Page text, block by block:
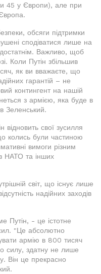
45 у Європи), але при
обсяги підтримки
сподіватися лише на
Важливо, щоб
Коли Путін збільшив
як ви вважаєте, що
гарантій – не
контингент на нашій
з армією, яка буде в
Зеленський.
відновить свої зусилля
колись були частиною
вимоги різним
НАТО та інших
світ, що існує лише
надійних заходів
Путін, - це істотне
"Це абсолютно
армію в 800 тисяч
силу, здатну не лише
Він це прекрасно